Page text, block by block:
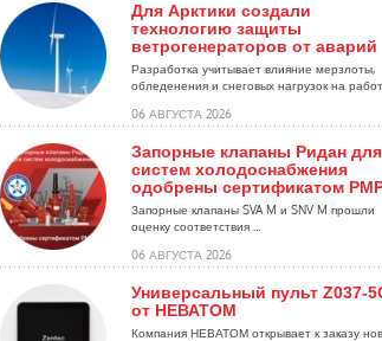
Для Арктики создали
технологию защиты
ветрогенераторов от аварий
Разработка учитывает влияние мерзлоты,
обледенения и снеговых нагрузок на
06 АВГУСТА 2026
Запорные клапаны Ридан для
систем холодоснабжения
одобрены сертификатом
Запорные клапаны SVA M и SNV M прошли
оценку соответствия ...
06 АВГУСТА 2026
Универсальный пульт Z037-
от НЕВАТОМ
Компания НЕВАТОМ открывает к заказу